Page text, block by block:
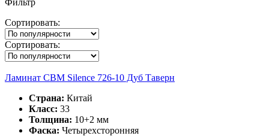
Сортировать:
Сортировать:
Ламинат CBM Silence 726-10 Дуб Таверн
Страна: Китай
Класс: 33
Толщина: 10+2 мм
Фаска: Четырехсторонняя